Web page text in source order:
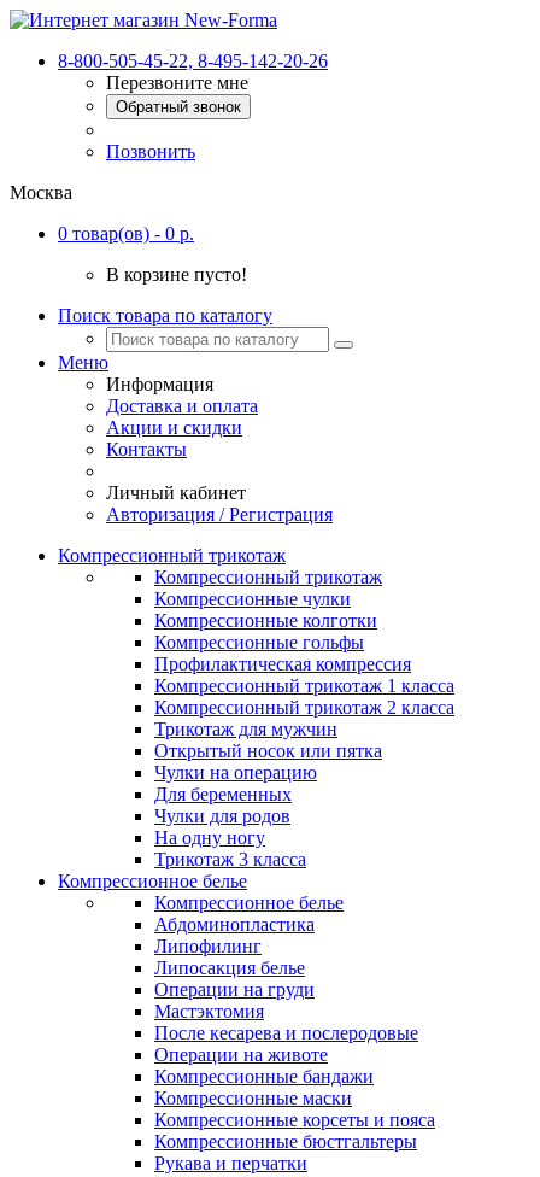
8-800-505-45-22, 8-495-142-20-26
Перезвоните мне
Обратный звонок
Позвонить
Москва
0 товар(ов) - 0 р.
В корзине пусто!
Поиск товара по каталогу
Меню
Информация
Доставка и оплата
Акции и скидки
Контакты
Личный кабинет
Авторизация / Регистрация
Компрессионный трикотаж
Компрессионный трикотаж
Компрессионные чулки
Компрессионные колготки
Компрессионные гольфы
Профилактическая компрессия
Компрессионный трикотаж 1 класса
Компрессионный трикотаж 2 класса
Трикотаж для мужчин
Открытый носок или пятка
Чулки на операцию
Для беременных
Чулки для родов
На одну ногу
Трикотаж 3 класса
Компрессионное белье
Компрессионное белье
Абдоминопластика
Липофилинг
Липосакция белье
Операции на груди
Мастэктомия
После кесарева и послеродовые
Операции на животе
Компрессионные бандажи
Компрессионные маски
Компрессионные корсеты и пояса
Компрессионные бюстгальтеры
Рукава и перчатки